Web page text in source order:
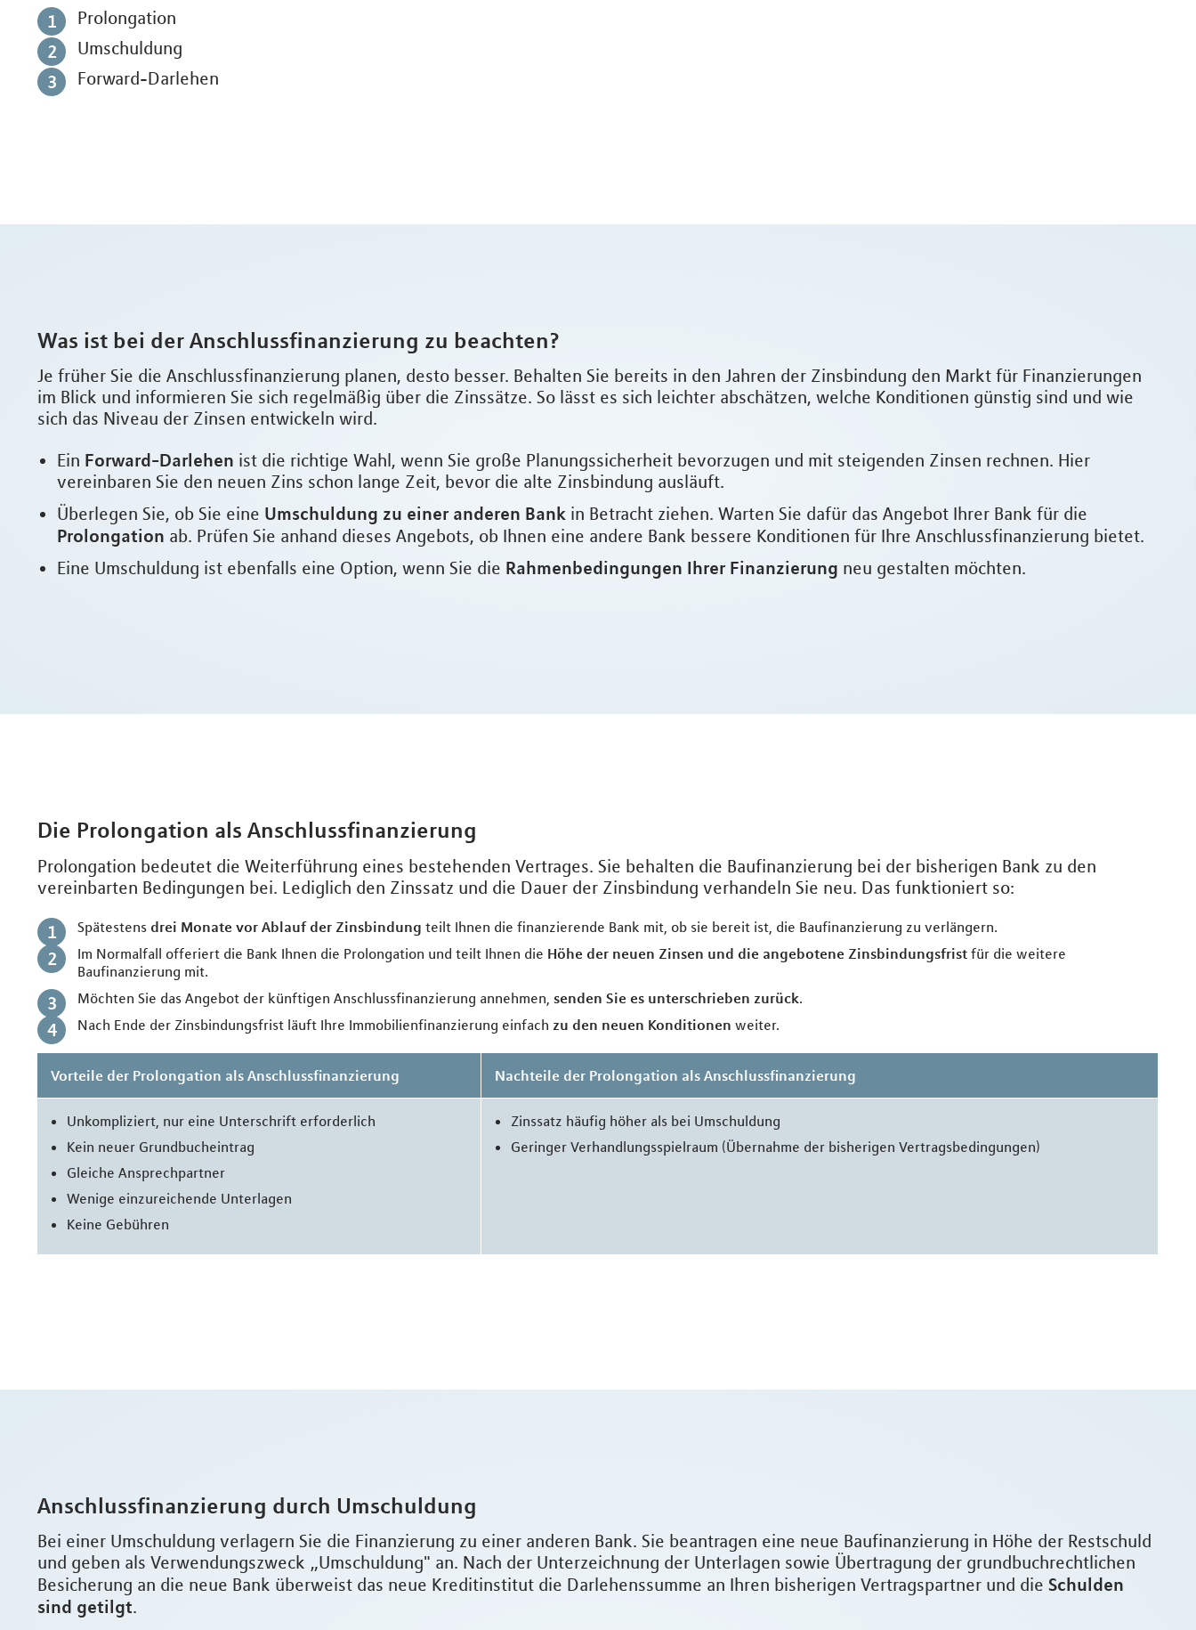
Prolongation
Umschuldung
Forward-Darlehen
Was ist bei der Anschlussfinanzierung zu beachten?
Je früher Sie die Anschlussfinanzierung planen, desto besser. Behalten Sie bereits in den Jahren der Zinsbindung den Markt für Finanzierungen
im Blick und informieren Sie sich regelmäßig über die Zinssätze. So lässt es sich leichter abschätzen, welche Konditionen günstig sind und wie
sich das Niveau der Zinsen entwickeln wird.
Ein Forward-Darlehen ist die richtige Wahl, wenn Sie große Planungssicherheit bevorzugen und mit steigenden Zinsen rechnen. Hier
vereinbaren Sie den neuen Zins schon lange Zeit, bevor die alte Zinsbindung ausläuft.
Überlegen Sie, ob Sie eine Umschuldung zu einer anderen Bank in Betracht ziehen. Warten Sie dafür das Angebot Ihrer Bank für die
Prolongation ab. Prüfen Sie anhand dieses Angebots, ob Ihnen eine andere Bank bessere Konditionen für Ihre Anschlussfinanzierung bietet.
Eine Umschuldung ist ebenfalls eine Option, wenn Sie die Rahmenbedingungen Ihrer Finanzierung neu gestalten möchten.
Die Prolongation als Anschlussfinanzierung
Prolongation bedeutet die Weiterführung eines bestehenden Vertrages. Sie behalten die Baufinanzierung bei der bisherigen Bank zu den
vereinbarten Bedingungen bei. Lediglich den Zinssatz und die Dauer der Zinsbindung verhandeln Sie neu. Das funktioniert so:
Spätestens drei Monate vor Ablauf der Zinsbindung teilt Ihnen die finanzierende Bank mit, ob sie bereit ist, die Baufinanzierung zu verlängern.
Im Normalfall offeriert die Bank Ihnen die Prolongation und teilt Ihnen die Höhe der neuen Zinsen und die angebotene Zinsbindungsfrist für die weitere
Baufinanzierung mit.
Möchten Sie das Angebot der künftigen Anschlussfinanzierung annehmen, senden Sie es unterschrieben zurück.
Nach Ende der Zinsbindungsfrist läuft Ihre Immobilienfinanzierung einfach zu den neuen Konditionen weiter.
Vorteile der Prolongation als Anschlussfinanzierung Nachteile der Prolongation als Anschlussfinanzierung
Unkompliziert, nur eine Unterschrift erforderlich
Kein neuer Grundbucheintrag
Gleiche Ansprechpartner
Wenige einzureichende Unterlagen
Keine Gebühren
Zinssatz häufig höher als bei Umschuldung
Geringer Verhandlungsspielraum (Übernahme der bisherigen Vertragsbedingungen)
Anschlussfinanzierung durch Umschuldung
Bei einer Umschuldung verlagern Sie die Finanzierung zu einer anderen Bank. Sie beantragen eine neue Baufinanzierung in Höhe der Restschuld
und geben als Verwendungszweck „Umschuldung" an. Nach der Unterzeichnung der Unterlagen sowie Übertragung der grundbuchrechtlichen
Besicherung an die neue Bank überweist das neue Kreditinstitut die Darlehenssumme an Ihren bisherigen Vertragspartner und die Schulden
sind getilgt.